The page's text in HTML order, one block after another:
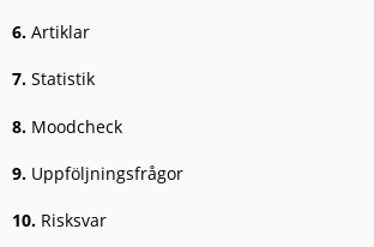
6. Artiklar
7. Statistik
8. Moodcheck
9. Uppföljningsfrågor
10. Risksvar